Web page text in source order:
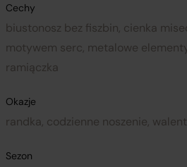
Cechy
biustonosz bez fiszbin, cienka
motywem serc, metalowe
ramiączka
Okazje
randka, codzienne noszenie,
Sezon